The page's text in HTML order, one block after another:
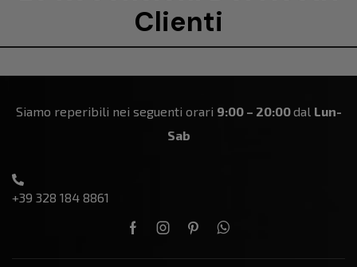
Clienti
Siamo reperibili nei seguenti orari 9:00 – 20:00dal Lun-
Sab
+39 328 184 8861